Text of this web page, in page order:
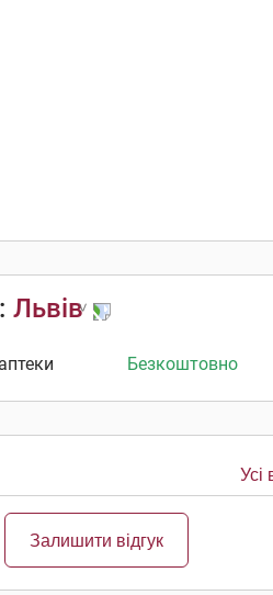
Львів
Безкоштовно
Усі
Залишити відгук